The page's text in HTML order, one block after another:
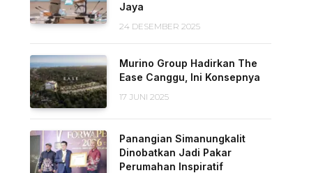
Jaya
24 DESEMBER 2025
Murino Group Hadirkan The
Ease Canggu, Ini Konsepnya
17 JUNI 2025
Panangian Simanungkalit
Dinobatkan Jadi Pakar
Perumahan Inspiratif